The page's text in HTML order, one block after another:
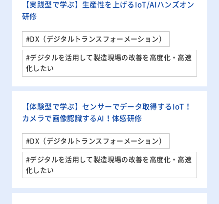
【実践型で学ぶ】生産性を上げるIoT/AIハンズオン
研修
#DX（デジタルトランスフォーメーション）
#デジタルを活用して製造現場の改善を高度化・高速
化したい
【体験型で学ぶ】センサーでデータ取得するIoT！
カメラで画像認識するAI！体感研修
#DX（デジタルトランスフォーメーション）
#デジタルを活用して製造現場の改善を高度化・高速
化したい